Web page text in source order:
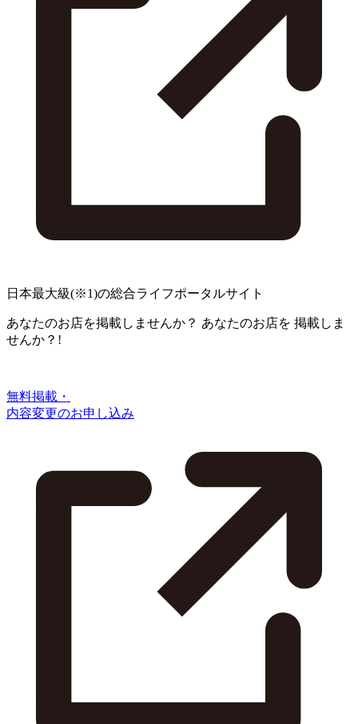
日本最大級(※1)の総合ライフポータルサイト
あなたのお店を掲載しませんか？ あなたのお店を 掲載しま
せんか？!
無料掲載・
内容変更のお申し込み